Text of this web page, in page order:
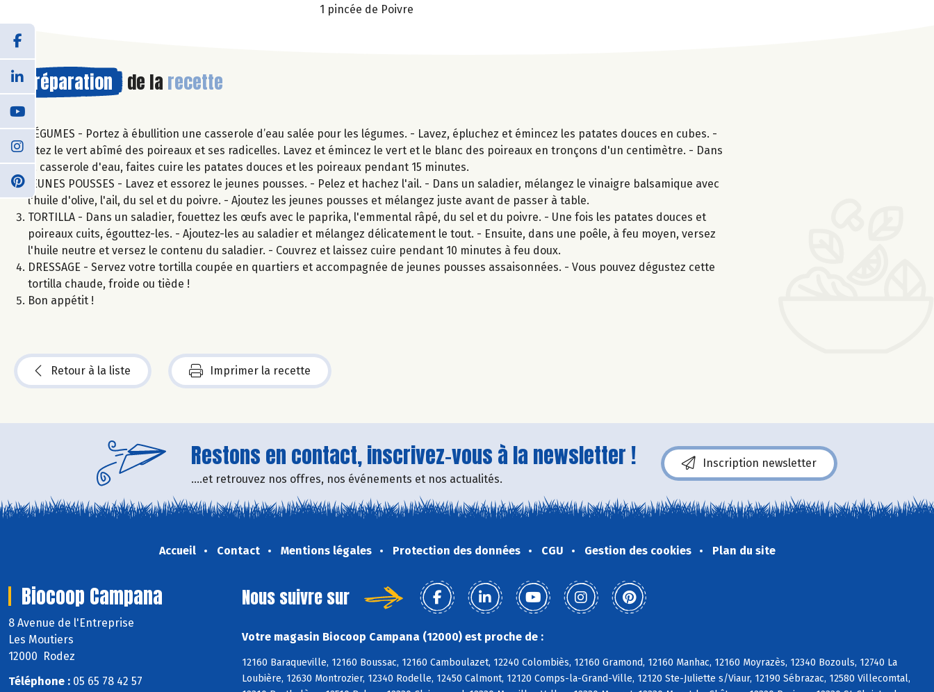
1 pincée de Poivre
Préparation de la recette
LÉGUMES - Portez à ébullition une casserole d’eau salée pour les légumes. - Lavez, épluchez et émincez les patates douces en cubes. -
Ôtez le vert abîmé des poireaux et ses radicelles. Lavez et émincez le vert et le blanc des poireaux en tronçons d'un centimètre. - Dans
la casserole d'eau, faites cuire les patates douces et les poireaux pendant 15 minutes.
JEUNES POUSSES - Lavez et essorez le jeunes pousses. - Pelez et hachez l'ail. - Dans un saladier, mélangez le vinaigre balsamique avec
l'huile d'olive, l'ail, du sel et du poivre. - Ajoutez les jeunes pousses et mélangez juste avant de passer à table.
TORTILLA - Dans un saladier, fouettez les œufs avec le paprika, l'emmental râpé, du sel et du poivre. - Une fois les patates douces et
poireaux cuits, égouttez-les. - Ajoutez-les au saladier et mélangez délicatement le tout. - Ensuite, dans une poêle, à feu moyen, versez
l'huile neutre et versez le contenu du saladier. - Couvrez et laissez cuire pendant 10 minutes à feu doux.
DRESSAGE - Servez votre tortilla coupée en quartiers et accompagnée de jeunes pousses assaisonnées. - Vous pouvez dégustez cette
tortilla chaude, froide ou tiède !
Bon appétit !
Retour à la liste Imprimer la recette
Restons en contact, inscrivez-vous à la newsletter !
....et retrouvez nos offres, nos événements et nos actualités.
Inscription newsletter
Accueil Contact Mentions légales Protection des données CGU Gestion des cookies Plan du site
Biocoop Campana
8 Avenue de l'Entreprise
Les Moutiers
12000 Rodez
Téléphone : 05 65 78 42 57
Nous suivre sur
Votre magasin Biocoop Campana (12000) est proche de :
12160 Baraqueville, 12160 Boussac, 12160 Camboulazet, 12240 Colombiès, 12160 Gramond, 12160 Manhac, 12160 Moyrazès, 12340 Bozouls, 12740 La
Loubière, 12630 Montrozier, 12340 Rodelle, 12450 Calmont, 12120 Comps-la-Grand-Ville, 12120 Ste-Juliette s/Viaur, 12190 Sébrazac, 12580 Villecomtal,